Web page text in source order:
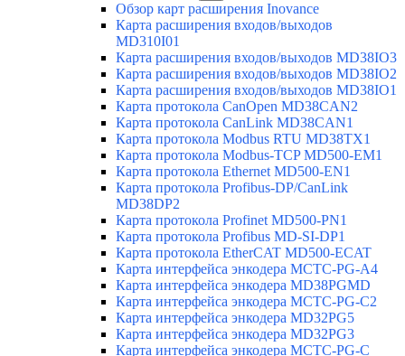
Обзор карт расширения Inovance
Карта расширения входов/выходов
MD310I01
Карта расширения входов/выходов MD38IO3
Карта расширения входов/выходов MD38IO2
Карта расширения входов/выходов MD38IO1
Карта протокола CanOpen MD38CAN2
Карта протокола CanLink MD38CAN1
Карта протокола Modbus RTU MD38TX1
Карта протокола Modbus-TCP MD500-EM1
Карта протокола Ethernet MD500-EN1
Карта протокола Profibus-DP/CanLink
MD38DP2
Карта протокола Profinet MD500-PN1
Карта протокола Profibus MD-SI-DP1
Карта протокола EtherCAT MD500-ECAT
Карта интерфейса энкодера MCTC-PG-A4
Карта интерфейса энкодера MD38PGMD
Карта интерфейса энкодера MCTC-PG-C2
Карта интерфейса энкодера MD32PG5
Карта интерфейса энкодера MD32PG3
Карта интерфейса энкодера MCTC-PG-C